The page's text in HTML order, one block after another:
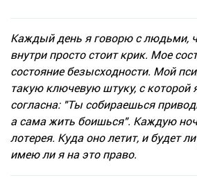
Каждый день я говорю с людьми,
внутри просто стоит крик. Мое
состояние безысходности. Мой
такую ключевую штуку, с которой
согласна: "Ты собираешься
а сама жить боишься". Каждую
лотерея. Куда оно летит, и будет
имею ли я на это право.